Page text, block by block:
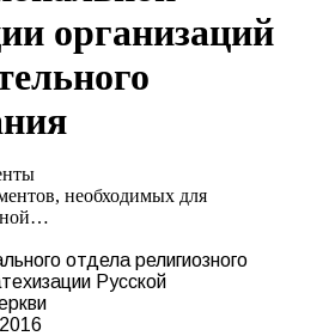
организаций
необходимых для
отдела религиозного
Русской